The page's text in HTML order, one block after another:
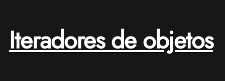
Iteradores de objetos